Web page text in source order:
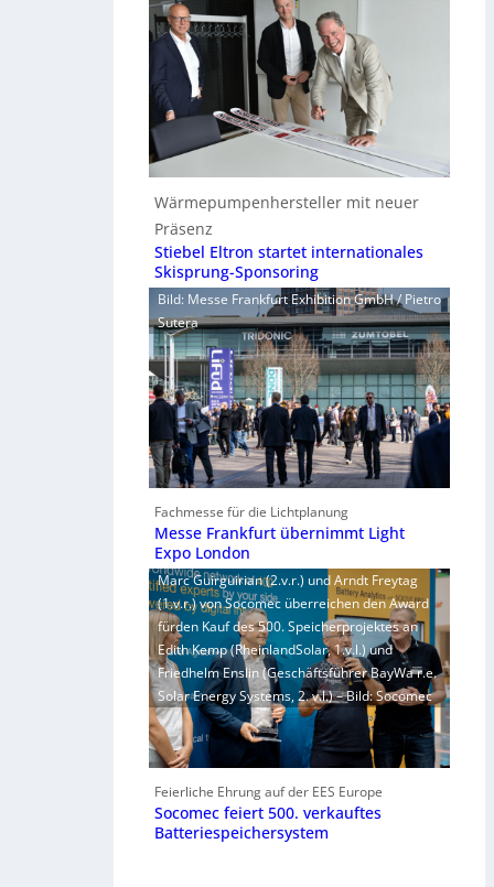
Wärmepumpenhersteller mit neuer
Präsenz
Stiebel Eltron startet internationales
Skisprung-Sponsoring
Bild: Messe Frankfurt Exhibition GmbH / Pietro
Sutera
Fachmesse für die Lichtplanung
Messe Frankfurt übernimmt Light
Expo London
Marc Guirguirian (2.v.r.) und Arndt Freytag
(1.v.r.) von Socomec überreichen den Award
fürden Kauf des 500. Speicherprojektes an
Edith Kemp (RheinlandSolar, 1.v.l.) und
Friedhelm Enslin (Geschäftsführer BayWa r.e.
Solar Energy Systems, 2. v.l.) – Bild: Socomec
Feierliche Ehrung auf der EES Europe
Socomec feiert 500. verkauftes
Batteriespeichersystem